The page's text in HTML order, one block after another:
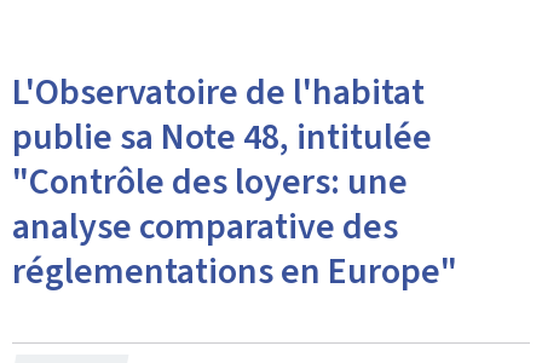
L'Observatoire de l'habitat
publie sa Note 48, intitulée
"Contrôle des loyers: une
analyse comparative des
réglementations en Europe"